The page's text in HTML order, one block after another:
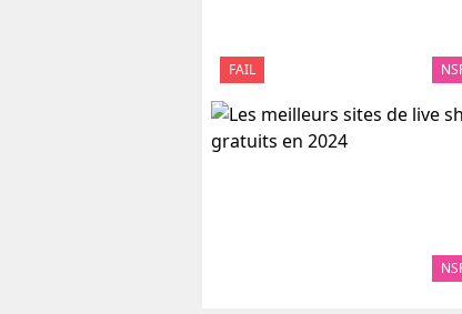
FAIL